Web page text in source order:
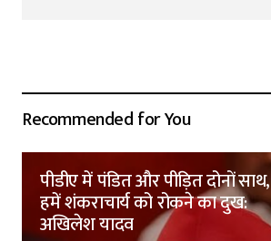
Recommended for You
पीडीए में पंडित और पीड़ित दोनों साथ,
हमें शंकराचार्य को रोकने का दुख:
अखिलेश यादव